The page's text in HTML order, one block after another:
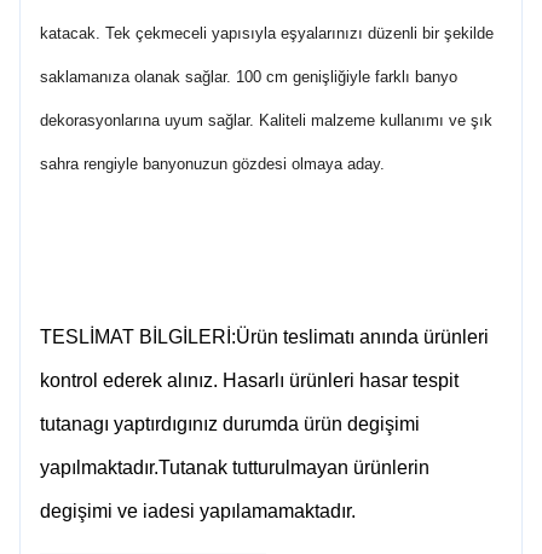
katacak. Tek çekmeceli yapısıyla eşyalarınızı düzenli bir şekilde
saklamanıza olanak sağlar. 100 cm genişliğiyle farklı banyo
dekorasyonlarına uyum sağlar. Kaliteli malzeme kullanımı ve şık
sahra rengiyle banyonuzun gözdesi olmaya aday.
TESLİMAT BİLGİLERİ:Ürün teslimatı anında ürünleri
kontrol ederek alınız. Hasarlı ürünleri hasar tespit
tutanagı yaptırdıgınız durumda ürün degişimi
yapılmaktadır.Tutanak tutturulmayan ürünlerin
degişimi ve iadesi yapılamamaktadır.